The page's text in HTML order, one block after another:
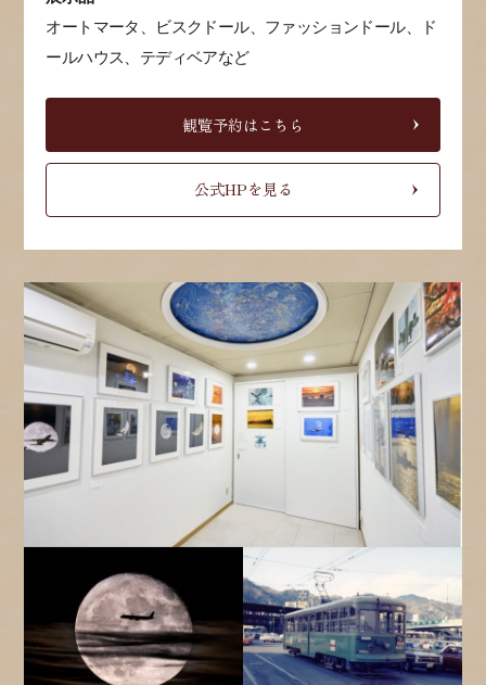
オートマータ、ビスクドール、ファッションドール、ド
ールハウス、テディベアなど
観覧予約はこちら
公式HPを見る